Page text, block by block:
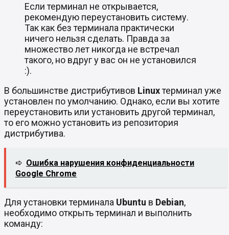
Если терминал не открывается,
рекомендую переустановить систему.
Так как без терминала практически
ничего нельзя сделать. Правда за
множество лет никогда не встречал
такого, но вдруг у вас он не установился
:).
В большинстве дистрибутивов Linuxтерминал уже
установлен по умолчанию. Однако, если вы хотите
переустановить или установить другой терминал,
то его можно установить из репозитория
дистрибутива.
➪ Ошибка нарушения конфиденциальности
Google Chrome
Для установки терминала Ubuntu в Debian,
необходимо открыть терминал и выполнить
команду: